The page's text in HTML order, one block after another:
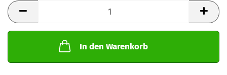
Stück
In den Warenkorb